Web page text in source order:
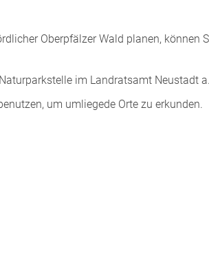
Oberpfälzer Wald planen, können
im Landratsamt Neustadt
um umliegede Orte zu erkunden.